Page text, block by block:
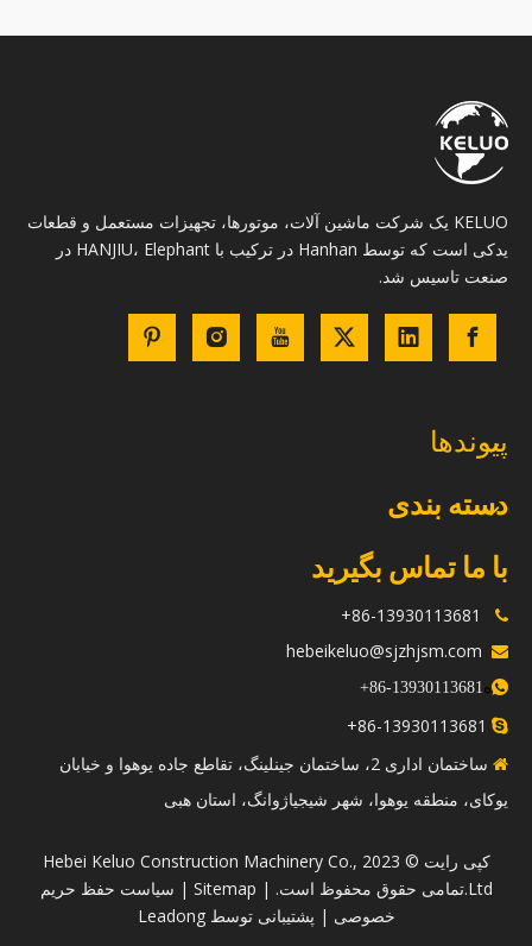
KELUO یک شرکت ماشین آلات، موتورها، تجهیزات مستعمل و قطعات
یدکی است که توسط Hanhan در ترکیب با HANJIU، Elephant در
صنعت تاسیس شد.
پیوندها
دسته بندی
با ما تماس بگیرید


hebeikeluo@sjzhjsm.com
ه 13930113681-86
+


ساختمان اداری 2، ساختمان جینلینگ، تقاطع جاده یوهوا و خیابان
یوکای، منطقه یوهوا، شهر شیجیاژوانگ، استان هبی
​کپی رایت © 2023 Hebei Keluo Construction Machinery Co.,
Ltd.تمامی حقوق محفوظ است. |
Sitemap
| سیاست حفظ حریم
خصوصی | پشتیبانی توسطLeadong